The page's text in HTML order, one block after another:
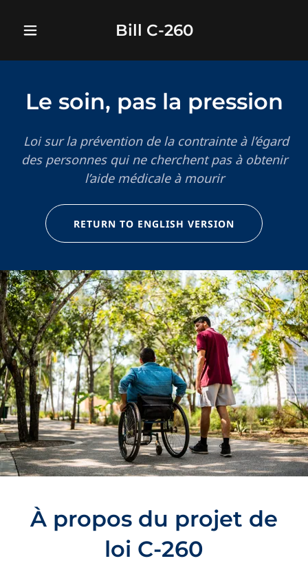
Bill C-260
Le soin, pas la pression
Loi sur la prévention de la contrainte à l’égard
des personnes qui ne cherchent pas à obtenir
l’aide médicale à mourir
RETURN TO ENGLISH VERSION
À propos du projet de
loi C-260